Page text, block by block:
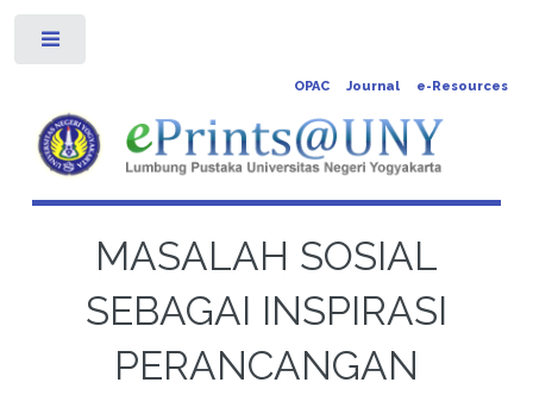
OPAC Journal e-Resources
MASALAH SOSIAL
SEBAGAI INSPIRASI
PERANCANGAN